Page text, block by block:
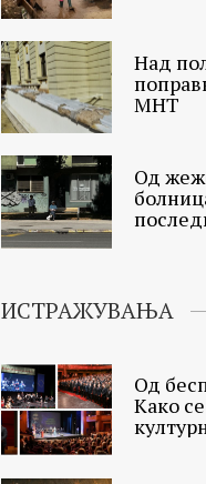
Над
МНТ
Од
ИСТРАЖУВАЊА
Од
Како